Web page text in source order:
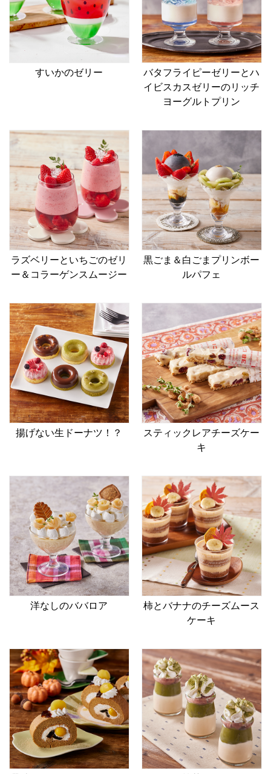
すいかのゼリー
バタフライピーゼリーとハ
イビスカスゼリーのリッチ
ヨーグルトプリン
ラズベリーといちごのゼリ
ー＆コラーゲンスムージー
黒ごま＆白ごまプリンボー
ルパフェ
揚げない生ドーナツ！？
スティックレアチーズケー
キ
洋なしのババロア
柿とバナナのチーズムース
ケーキ